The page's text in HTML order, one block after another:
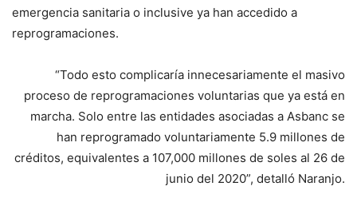
emergencia sanitaria o inclusive ya han accedido a
reprogramaciones.
“Todo esto complicaría innecesariamente el masivo
proceso de reprogramaciones voluntarias que ya está en
marcha. Solo entre las entidades asociadas a Asbanc se
han reprogramado voluntariamente 5.9 millones de
créditos, equivalentes a 107,000 millones de soles al 26 de
junio del 2020”, detalló Naranjo.